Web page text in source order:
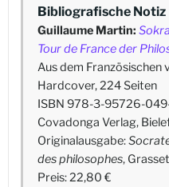
Bibliografische Notiz
Guillaume Martin:
Tour de France der
Aus dem Französischen
Hardcover, 224 Seiten
ISBN 978-3-95726-
Covadonga Verlag,
Originalausgabe:
des philosophes,
Preis: 22,80 €